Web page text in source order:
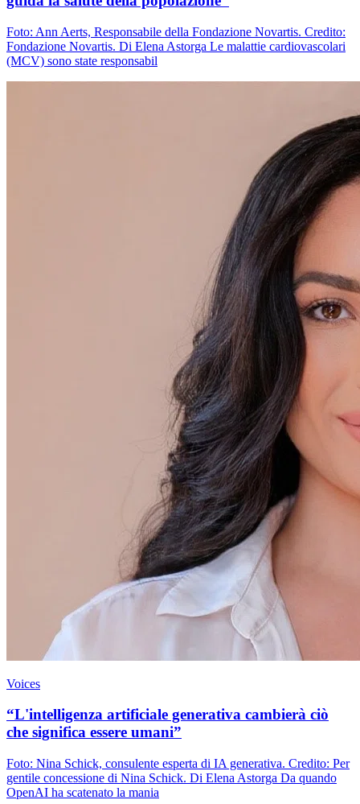
Foto: Ann Aerts, Responsabile della Fondazione Novartis. Credito:
Fondazione Novartis. Di Elena Astorga Le malattie cardiovascolari
(MCV) sono state responsabil
Voices
“L'intelligenza artificiale generativa cambierà ciò
che significa essere umani”
Foto: Nina Schick, consulente esperta di IA generativa. Credito: Per
gentile concessione di Nina Schick. Di Elena Astorga Da quando
OpenAI ha scatenato la mania